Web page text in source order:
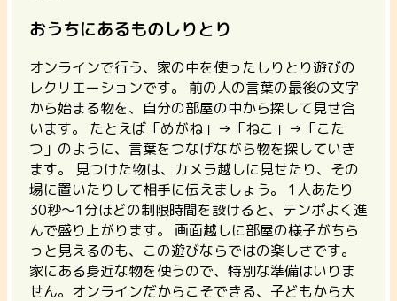
おうちにあるものしりとり
オンラインで行う、家の中を使ったしりとり遊びの
レクリエーションです。
前の人の言葉の最後の文字
から始まる物を、自分の部屋の中から探して見せ合
います。 たとえば「めがね」→「ねこ」→「こた
つ」のように、言葉をつなげながら物を探していき
ます。 見つけた物は、カメラ越しに見せたり、その
場に置いたりして相手に伝えましょう。 1人あたり
30秒〜1分ほどの制限時間を設けると、テンポよく進
んで盛り上がります。
画面越しに部屋の様子がちら
っと見えるのも、この遊びならではの楽しさです。
家にある身近な物を使うので、特別な準備はいりま
せん。オンラインだからこそできる、子どもから大